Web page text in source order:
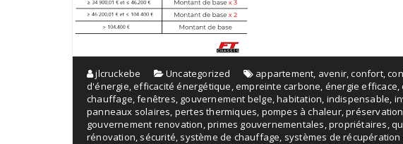
jlcruckebe Uncategorized appartement, avenir,confort,
d'énergie,efficacité énergétique,empreinte carbone, énergie efficace,
chauffage,fenêtres, gouvernement belge,habitation, indispensable,
panneaux solaires, pertes thermiques, pompes à chaleur,
gouvernement renovation,primes gouvernementales,propriétaires,
rénovation, sécurité, système de chauffage, systèmes de